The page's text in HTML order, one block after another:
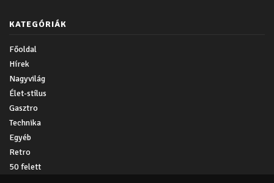
KATEGÓRIÁK
Főoldal
Hírek
Nagyvilág
Élet-stílus
Gasztro
Technika
Egyéb
Retro
50 felett